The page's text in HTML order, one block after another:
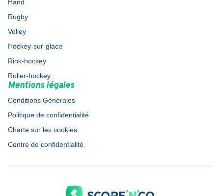
Hand
Rugby
Volley
Hockey-sur-glace
Rink-hockey
Roller-hockey
Mentions légales
Conditions Générales
Politique de confidentialité
Charte sur les cookies
Centre de confidentialité